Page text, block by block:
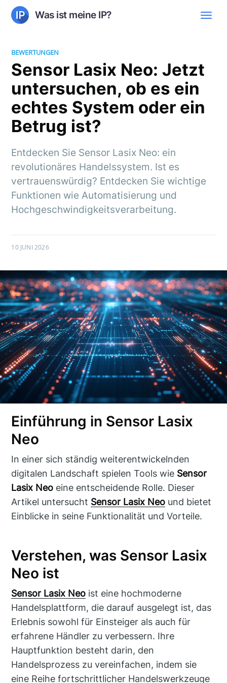
Was ist meine IP?
BEWERTUNGEN
Sensor Lasix Neo: Jetzt
untersuchen, ob es ein
echtes System oder ein
Betrug ist?
Entdecken Sie Sensor Lasix Neo: ein
revolutionäres Handelssystem. Ist es
vertrauenswürdig? Entdecken Sie wichtige
Funktionen wie Automatisierung und
Hochgeschwindigkeitsverarbeitung.
10 JUNI 2026
Einführung in Sensor Lasix
Neo
In einer sich ständig weiterentwickelnden
digitalen Landschaft spielen Tools wie Sensor
Lasix Neo eine entscheidende Rolle. Dieser
Artikel untersucht Sensor Lasix Neo und bietet
Einblicke in seine Funktionalität und Vorteile.
Verstehen, was Sensor Lasix
Neo ist
Sensor Lasix Neo ist eine hochmoderne
Handelsplattform, die darauf ausgelegt ist, das
Erlebnis sowohl für Einsteiger als auch für
erfahrene Händler zu verbessern. Ihre
Hauptfunktion besteht darin, den
Handelsprozess zu vereinfachen, indem sie
eine Reihe fortschrittlicher Handelswerkzeuge